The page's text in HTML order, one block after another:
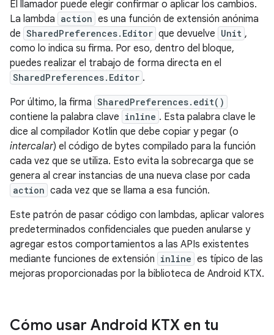
El llamador puede elegir confirmar o aplicar los cambios.
La lambda action es una función de extensión anónima
de SharedPreferences.Editor que devuelve Unit ,
como lo indica su firma. Por eso, dentro del bloque,
puedes realizar el trabajo de forma directa en el
SharedPreferences.Editor .
Por último, la firma SharedPreferences.edit()
contiene la palabra clave inline . Esta palabra clave le
dice al compilador Kotlin que debe copiar y pegar (o
intercalar) el código de bytes compilado para la función
cada vez que se utiliza. Esto evita la sobrecarga que se
genera al crear instancias de una nueva clase por cada
action cada vez que se llama a esa función.
Este patrón de pasar código con lambdas, aplicar valores
predeterminados confidenciales que pueden anularse y
agregar estos comportamientos a las APIs existentes
mediante funciones de extensión inline es típico de las
mejoras proporcionadas por la biblioteca de Android KTX.
Cómo usar Android KTX en tu